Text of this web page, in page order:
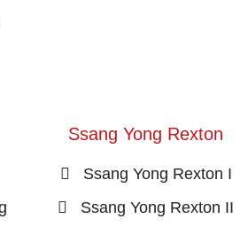
Ssang Yong Rexton
Ssang Yong Rexton I
Ssang Yong Rexton II